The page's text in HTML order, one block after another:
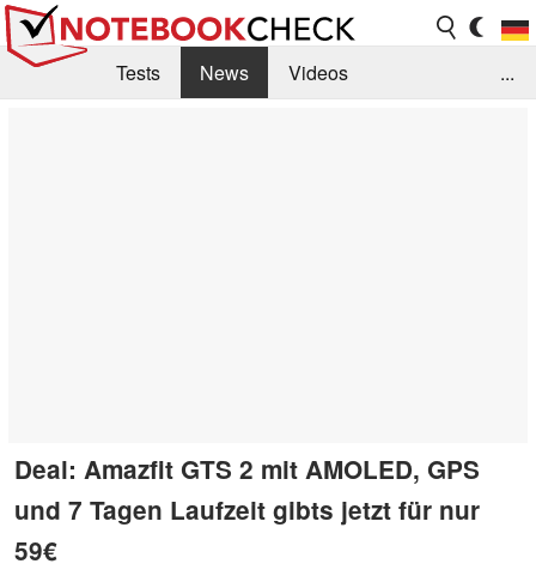
Tests News
Videos
...
Deal: Amazfit GTS 2 mit AMOLED, GPS
und 7 Tagen Laufzeit gibts jetzt für nur
59€